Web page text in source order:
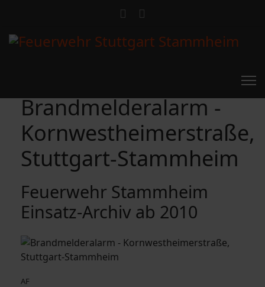
Feuerwehr Stammheim
Einsatz-Archiv ab 2010
Brandmelderalarm -
Kornwestheimerstraße,
Stuttgart-Stammheim
AF